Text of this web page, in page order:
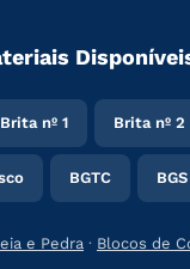
Brita nº 1 Brita nº 2
BGTC
e Pedra · Blocos de